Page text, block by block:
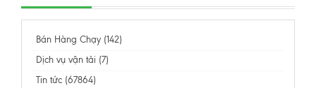
Bán Hàng Chạy (142)
Dịch vụ vận tải (7)
Tin tức (67864)